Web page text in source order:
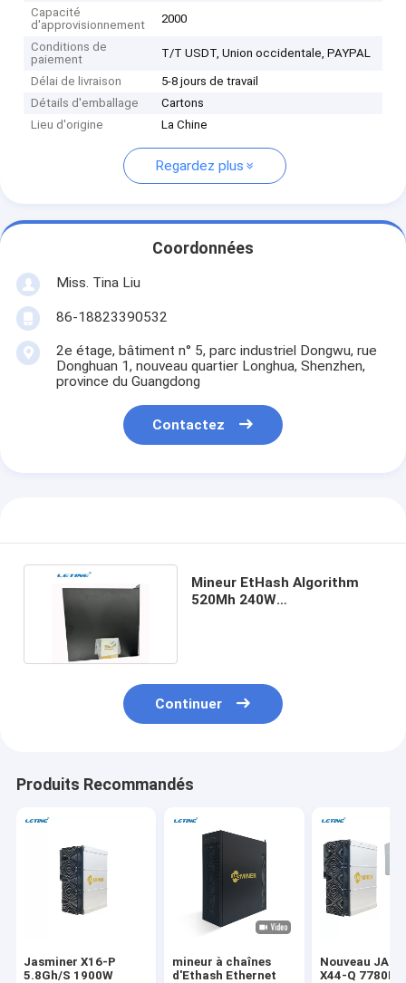
Capacité
d'approvisionnement
2000
Conditions de
paiement
T/T USDT, Union occidentale, PAYPAL
Délai de livraison
5-8 jours de travail
Détails d'emballage
Cartons
Lieu d'origine
La Chine
Regardez plus
Coordonnées
Miss. Tina Liu
86-18823390532
2e étage, bâtiment n° 5, parc industriel Dongwu, rue
Donghuan 1, nouveau quartier Longhua, Shenzhen,
province du Guangdong
Contactez
Mineur EtHash Algorithm
520Mh 240W
Continuer
Produits Recommandés
Jasminer X16-P
5.8Gh/S 1900W
mineur à chaînes
d'Ethash Ethernet
Nouveau
X44-Q 7780M